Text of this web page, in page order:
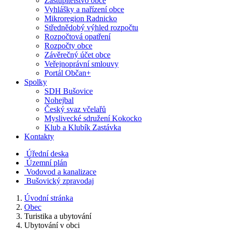
Vyhlášky a nařízení obce
Mikroregion Radnicko
Střednědobý výhled rozpočtu
Rozpočtová opatření
Rozpočty obce
Závěrečný účet obce
Veřejnoprávní smlouvy
Portál Občan+
Spolky
SDH Bušovice
Nohejbal
Český svaz včelařů
Myslivecké sdružení Kokocko
Klub a Klubík Zastávka
Kontakty
Úřední deska
Územní plán
Vodovod a kanalizace
Bušovický zpravodaj
Úvodní stránka
Obec
Turistika a ubytování
Ubytování v obci